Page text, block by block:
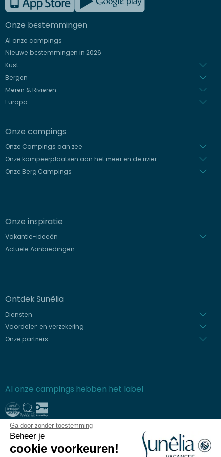
Ga door zonder toestemming
Beheer je
cookie voorkeuren!
Engels
Duits
Italiaans
Onze bestemmingen
Al onze campings
Nieuwe bestemmingen in 2026
Kust
Bergen
Meren & Rivieren
Europa
Onze campings
Onze Campings aan zee
Onze kampeerplaatsen aan het meer en de rivier
Onze Berg Campings
Onze inspiratie
Vakantie-ideeën
Actuele Aanbiedingen
Ontdek Sunêlia
Diensten
Voordelen en verzekering
Onze partners
Al onze campings hebben het label
Beveiligde betaling